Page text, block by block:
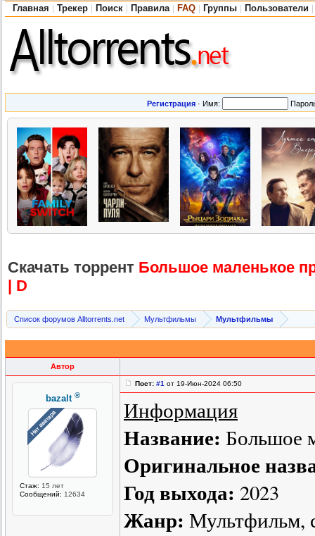
Главная Трекер Поиск Правила FAQ Группы Пользователи
Регистрация · Имя:
Скачать торрент Большое маленькое
| D
Список форумов Alltorrents.net Мультфильмы Мультфильмы
Автор
bazalt ®
Стаж: 15 лет
Сообщений: 12634
Пост: #1 от 19-Июн-2024 06:50
Информация
Название: Большое
Оригинальное
Год выхода: 2023
Жанр: Мультфильм,